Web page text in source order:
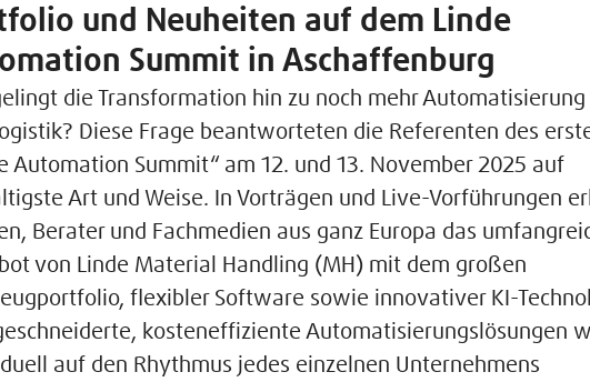
und Neuheiten auf dem Linde
Summit in Aschaffenburg
die Transformation hin zu noch mehr Automatisierung
Diese Frage beantworteten die Referenten des
Automation Summit“ am 12. und 13. November 2025 auf
Art und Weise. In Vorträgen und Live-Vorführungen
Berater und Fachmedien aus ganz Europa das
von Linde Material Handling (MH) mit dem großen
flexibler Software sowie innovativer KI-
kosteneffiziente Automatisierungslösungen
auf den Rhythmus jedes einzelnen Unternehmens